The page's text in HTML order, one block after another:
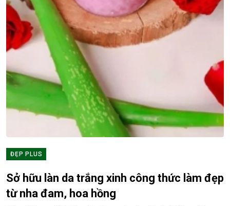
ĐẸP PLUS
Sở hữu làn da trắng xinh công thức làm đẹp
từ nha đam, hoa hồng